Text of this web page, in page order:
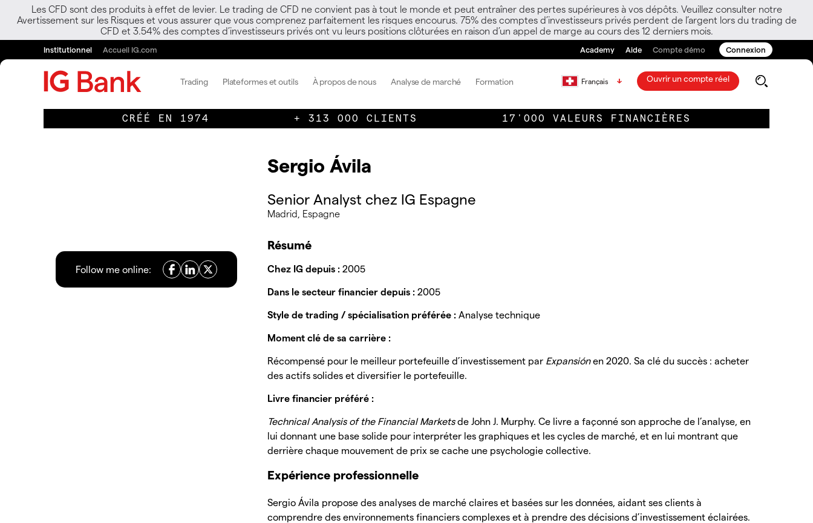
Les CFD sont des produits à effet de levier. Le trading de CFD ne convient pas à tout le monde et peut entraîner des pertes supérieures à vos dépôts. Veuillez consulter notre
Avertissement sur les Risques et vous assurer que vous comprenez parfaitement les risques encourus. 75% des comptes d’investisseurs privés perdent de l’argent lors du trading de
CFD et 3.54% des comptes d’investisseurs privés ont vu leurs positions clôturées en raison d’un appel de marge au cours des 12 derniers mois.
Institutionnel Accueil IG.com Academy Aide Compte démo Connexion
Trading Plateformes et outils À propos de nous Analyse de marché Formation Français Ouvrir un compte réel
CRÉÉ EN 1974 + 313 000 CLIENTS 17'000 VALEURS FINANCIÈRES
Sergio Ávila
Senior Analyst chez IG Espagne
Madrid, Espagne
Follow me online:
Résumé
Chez IG depuis : 2005
Dans le secteur financier depuis : 2005
Style de trading / spécialisation préférée : Analyse technique
Moment clé de sa carrière :
Récompensé pour le meilleur portefeuille d’investissement par Expansiónen 2020. Sa clé du succès : acheter
des actifs solides et diversifier le portefeuille.
Livre financier préféré :
Technical Analysis of the Financial Marketsde John J. Murphy. Ce livre a façonné son approche de l’analyse, en
lui donnant une base solide pour interpréter les graphiques et les cycles de marché, et en lui montrant que
derrière chaque mouvement de prix se cache une psychologie collective.
Expérience professionnelle
Sergio Ávila propose des analyses de marché claires et basées sur les données, aidant ses clients à
comprendre des environnements financiers complexes et à prendre des décisions d’investissement éclairées.